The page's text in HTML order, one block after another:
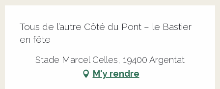
Tous de l’autre Côté du Pont – le Bastier
en fête
Stade Marcel Celles, 19400 Argentat
M'y rendre